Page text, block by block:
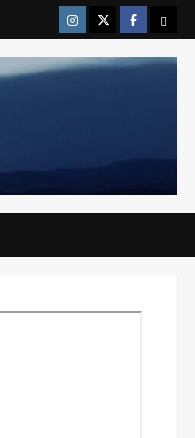
Instragram
TwitterFacebook